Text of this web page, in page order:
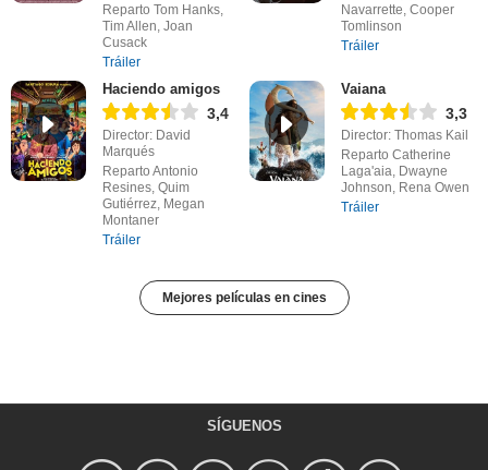
Reparto Tom Hanks,
Tim Allen, Joan
Cusack
Tráiler
Navarrette, Cooper
Tomlinson
Tráiler
Haciendo amigos
3,4
Director: David
Marqués
Reparto Antonio
Resines, Quim
Gutiérrez, Megan
Montaner
Tráiler
Vaiana
3,3
Director: Thomas Kail
Reparto Catherine
Laga'aia, Dwayne
Johnson, Rena Owen
Tráiler
Mejores películas en cines
SÍGUENOS